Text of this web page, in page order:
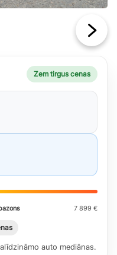
Zem tirgus cenas
7 899 €
auto mediānas.